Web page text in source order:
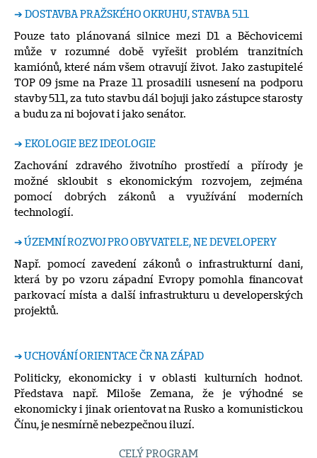
➔ DOSTAVBA PRAŽSKÉHO OKRUHU, STAVBA 511
Pouze tato plánovaná silnice mezi D1 a Běchovicemi
může v rozumné době vyřešit problém tranzitních
kamiónů, které nám všem otravují život. Jako zastupitelé
TOP 09 jsme na Praze 11 prosadili usnesení na podporu
stavby 511, za tuto stavbu dál bojuji jako zástupce starosty
a budu za ni bojovat i jako senátor.
➔ EKOLOGIE BEZ IDEOLOGIE
Zachování zdravého životního prostředí a přírody je
možné skloubit s ekonomickým rozvojem, zejména
pomocí dobrých zákonů a využívání moderních
technologií.
➔ ÚZEMNÍ ROZVOJ PRO OBYVATELE, NE DEVELOPERY
Např. pomocí zavedení zákonů o infrastrukturní dani,
která by po vzoru západní Evropy pomohla financovat
parkovací místa a další infrastrukturu u developerských
projektů.
➔ UCHOVÁNÍ ORIENTACE ČR NA ZÁPAD
Politicky, ekonomicky i v oblasti kulturních hodnot.
Představa např. Miloše Zemana, že je výhodné se
ekonomicky i jinak orientovat na Rusko a komunistickou
Čínu, je nesmírně nebezpečnou iluzí.
CELÝ PROGRAM